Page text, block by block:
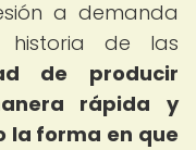
a demanda
de las
de producir
rápida y
la forma en que